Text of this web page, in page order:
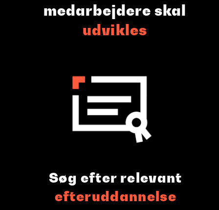
medarbejdere skal
udvikles
Søg efter relevant
efteruddannelse